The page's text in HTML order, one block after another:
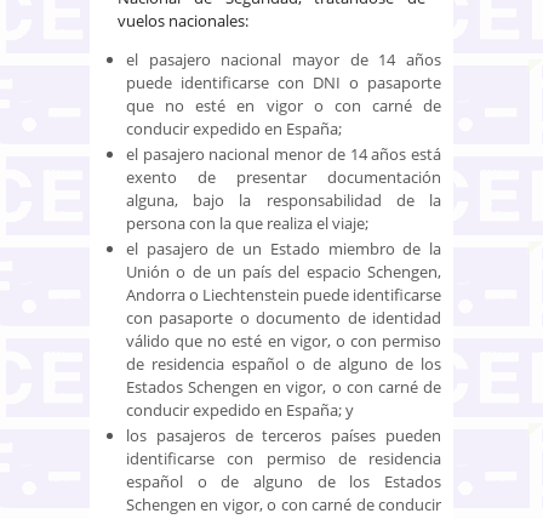
vuelos nacionales:
el pasajero nacional mayor de 14 años
puede identificarse con DNI o pasaporte
que no esté en vigor o con carné de
conducir expedido en España;
el pasajero nacional menor de 14 años está
exento de presentar documentación
alguna, bajo la responsabilidad de la
persona con la que realiza el viaje;
el pasajero de un Estado miembro de la
Unión o de un país del espacio Schengen,
Andorra o Liechtenstein puede identificarse
con pasaporte o documento de identidad
válido que no esté en vigor, o con permiso
de residencia español o de alguno de los
Estados Schengen en vigor, o con carné de
conducir expedido en España; y
los pasajeros de terceros países pueden
identificarse con permiso de residencia
español o de alguno de los Estados
Schengen en vigor, o con carné de conducir